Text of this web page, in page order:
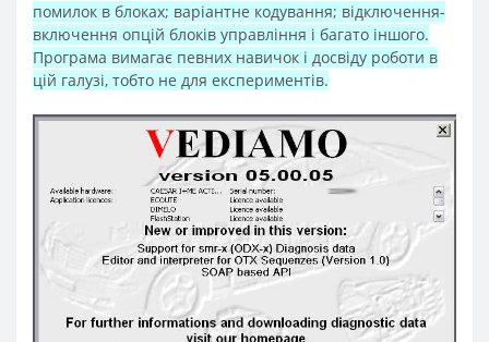
помилок в блоках; варіантне кодування; відключення-
включення опцій блоків управління і багато іншого.
Програма вимагає певних навичок і досвіду роботи в
цій галузі, тобто не для експериментів.